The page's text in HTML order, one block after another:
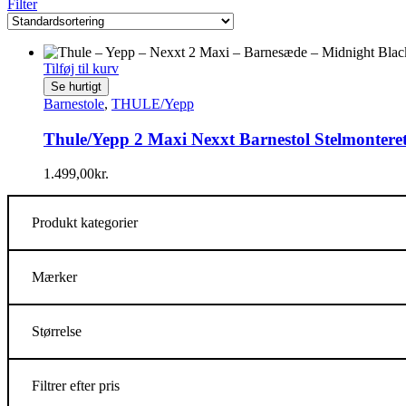
Filter
Tilføj til kurv
Se hurtigt
Barnestole, THULE/Yepp
Thule/Yepp 2 Maxi Nexxt Barnestol
1.499,00kr.
Produkt kategorier
Mærker
Størrelse
Filtrer efter pris